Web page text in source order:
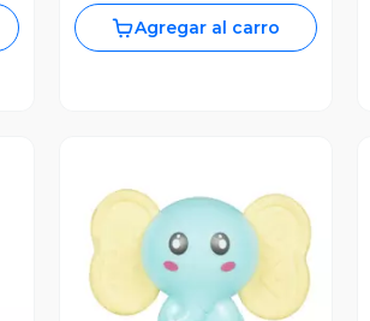
Agregar al carro